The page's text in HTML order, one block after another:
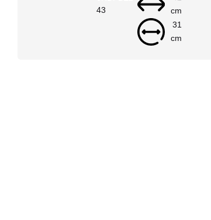
43
cm
31
cm
V košarico